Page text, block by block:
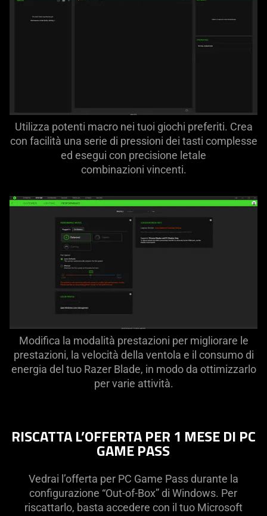
Utilizza potenti macro nei tuoi giochi preferiti. Crea
con facilità una serie di pressioni dei tasti complesse
ed esegui con precisione letale
combinazioni vincenti.
Modifica la modalità prestazioni per migliorare le
prestazioni, la velocità della ventola e il consumo di
energia del tuo Razer Blade, in modo da ottimizzarlo
per varie attività.
RISCATTA L’OFFERTA PER 1 MESE DI PC
GAME PASS
Vedrai l’offerta per PC Game Pass durante la
configurazione “Out-of-Box” di Windows. Per
riscattarlo, basta accedere con il tuo Microsoft